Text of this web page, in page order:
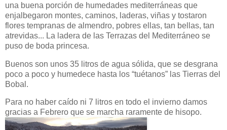
una buena porción de humedades mediterráneas que
enjalbegaron montes, caminos, laderas, viñas y tostaron
flores tempranas de almendro, pobres ellas, tan bellas, tan
atrevidas... La ladera de las Terrazas del Mediterráneo se
puso de boda princesa.
Buenos son unos 35 litros de agua sólida, que se desgrana
poco a poco y humedece hasta los “tuétanos” las Tierras del
Bobal.
Para no haber caído ni 7 litros en todo el invierno damos
gracias a Febrero que se marcha raramente de hisopo.